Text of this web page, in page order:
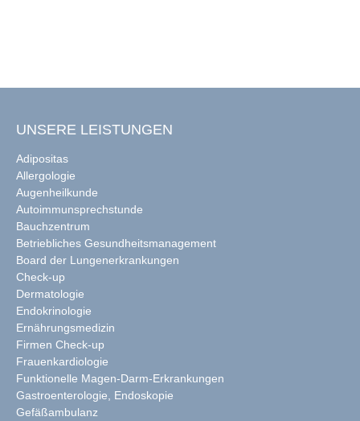
UNSERE LEISTUNGEN
Adipositas
Allergologie
Augenheilkunde
Autoimmunsprechstunde
Bauchzentrum
Betriebliches Gesundheitsmanagement
Board der Lungenerkrankungen
Check-up
Dermatologie
Endokrinologie
Ernährungsmedizin
Firmen Check-up
Frauenkardiologie
Funktionelle Magen-Darm-Erkrankungen
Gastroenterologie, Endoskopie
Gefäßambulanz